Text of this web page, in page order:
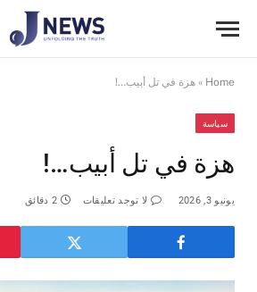
Home
» هزة في تل أبيب…!
سياسة
هزة في تل أبيب…!
يونيو 3, 2026 لا توجد تعليقات 2 دقائق